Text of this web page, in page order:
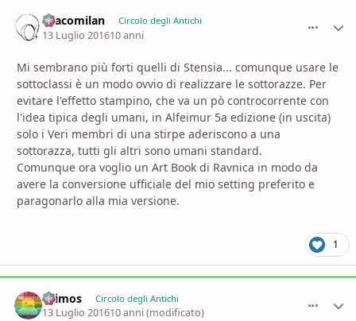
Dracomilan Circolo degli Antichi
13 Luglio 201610 anni
Mi sembrano più forti quelli di Stensia... comunque usare le
sottoclassi è un modo ovvio di realizzare le sottorazze. Per
evitare l'effetto stampino, che va un pò controcorrente con
l'idea tipica degli umani, in Alfeimur 5a edizione (in uscita)
solo i Veri membri di una stirpe aderiscono a una
sottorazza, tutti gli altri sono umani standard.
Comunque ora voglio un Art Book di Ravnica in modo da
avere la conversione ufficiale del mio setting preferito e
paragonarlo alla mia versione.
1
Drimos Circolo degli Antichi
13 Luglio 201610 anni(modificato)